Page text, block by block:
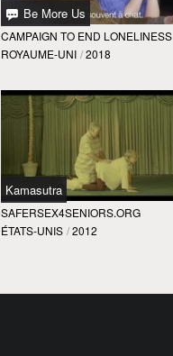
Be More Us
CAMPAIGN TO END LONELINESS
ROYAUME-UNI / 2018
Kamasutra
SAFERSEX4SENIORS.ORG
ÉTATS-UNIS / 2012